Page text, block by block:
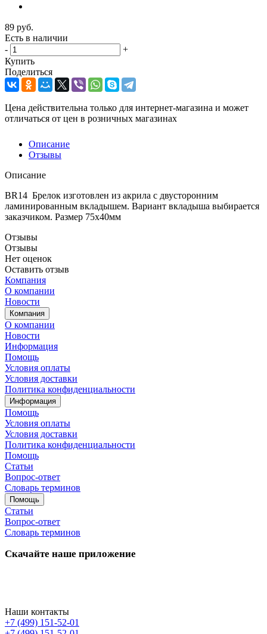
89 руб.
Есть в наличии
-
+
Купить
Поделиться
Цена действительна только для интернет-магазина и может
отличаться от цен в розничных магазинах
Описание
Отзывы
Описание
BR14 Брелок изготовлен из акрила с двусторонним
ламинированным вкладышем. Вариант вкладыша выбирается
заказчиком. Размер 75х40мм
Отзывы
Отзывы
Нет оценок
Оставить отзыв
Компания
О компании
Новости
Компания
О компании
Новости
Информация
Помощь
Условия оплаты
Условия доставки
Политика конфиденциальности
Информация
Помощь
Условия оплаты
Условия доставки
Политика конфиденциальности
Помощь
Статьи
Вопрос-ответ
Словарь терминов
Помощь
Статьи
Вопрос-ответ
Словарь терминов
Скачайте наше приложение
Наши контакты
+7 (499) 151-52-01